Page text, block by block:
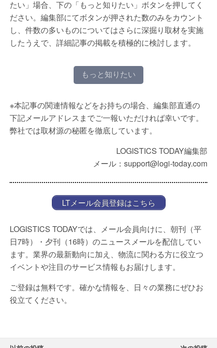
たい」場合、下の「もっと知りたい」ボタンを押してく
ださい。編集部にてボタンが押された数のみをカウント
し、件数の多いものについてはさらに深掘り取材を実施
したうえで、詳細記事の掲載を積極的に検討します。
もっと知りたい
※本記事の関連情報などをお持ちの場合、編集部直通の
下記メールアドレスまでご一報いただければ幸いです。
弊社では取材源の秘匿を徹底しています。
LOGISTICS TODAY編集部
メール：support@logi-today.com
LTメール会員登録はこちら
LOGISTICS TODAYでは、メール会員向けに、朝刊（平
日7時）・夕刊（16時）のニュースメールを配信してい
ます。業界の最新動向に加え、物流に関わる方に役立つ
イベントや注目のサービス情報もお届けします。
ご登録は無料です。確かな情報を、日々の業務にぜひお
役立てください。